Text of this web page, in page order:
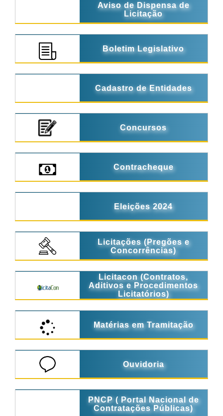
Aviso de Dispensa de
Licitação
Boletim Legislativo
Cadastro de Entidades
Concursos
Contracheque
Eleições 2024
Licitações (Pregões e
Concorrências)
Licitacon (Contratos,
Aditivos e Procedimentos
Licitatórios)
Matérias em Tramitação
Ouvidoria
PNCP ( Portal Nacional de
Contratações Públicas)